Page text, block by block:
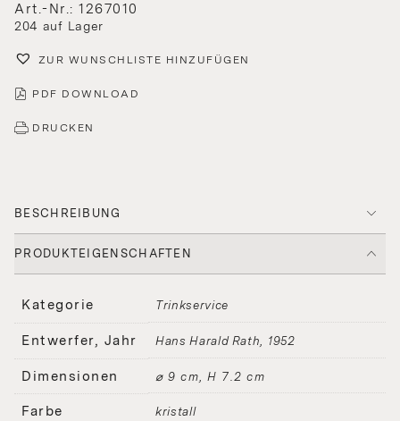
Art.-Nr.: 1267010
204 auf Lager
ZUR WUNSCHLISTE HINZUFÜGEN
PDF DOWNLOAD
DRUCKEN
BESCHREIBUNG
PRODUKTEIGENSCHAFTEN
Kategorie Trinkservice
Entwerfer, Jahr Hans Harald Rath 1952
Dimensionen ⌀ 9 cm, H 7.2 cm
Farbe kristall